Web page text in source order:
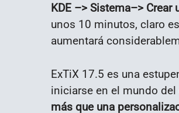
KDE –> Sistema–> Crear
unos 10 minutos, claro
aumentará
ExTiX 17.5 es una
iniciarse en el mundo
más que una